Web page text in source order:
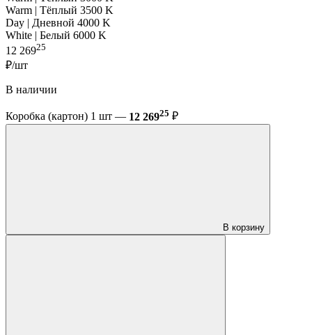
Warm | Тёплый 3500 K
Day | Дневной 4000 K
White | Белый 6000 K
12 26925
₽/шт
В наличии
Коробка (картон) 1 шт — 12 26925 ₽
В корзину